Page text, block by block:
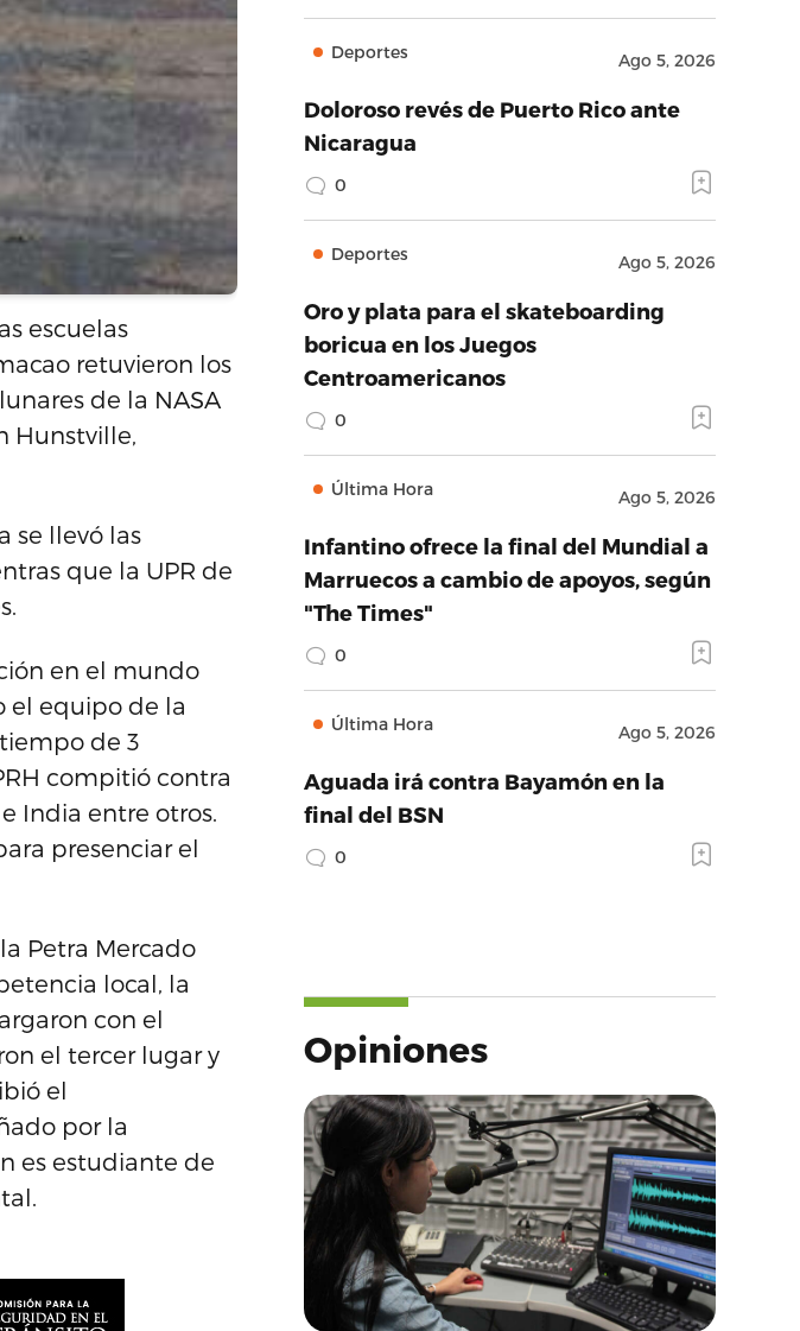
escuelas
retuvieron los
de la NASA
Hunstville,
se llevó las
que la UPR de
en el mundo
el equipo de la
de 3
compitió contra
India entre otros.
presenciar el
Petra Mercado
local, la
con el
el tercer lugar y
el
por la
es estudiante de
Deportes Ago 5, 2026
Doloroso revés de Puerto Rico ante
Nicaragua
0
Deportes Ago 5, 2026
Oro y plata para el skateboarding
boricua en los Juegos
Centroamericanos
0
Última Hora Ago 5, 2026
Infantino ofrece la final del Mundial a
Marruecos a cambio de apoyos, según
"The Times"
0
Última Hora Ago 5, 2026
Aguada irá contra Bayamón en la
final del BSN
0
Opiniones